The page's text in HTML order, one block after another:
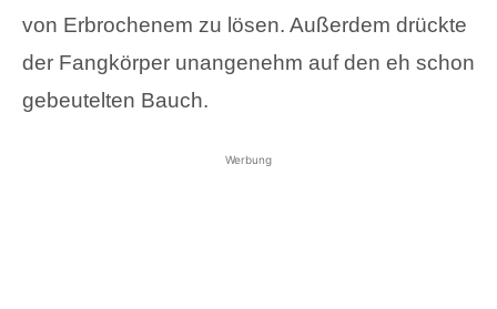
von Erbrochenem zu lösen. Außerdem drückte
der Fangkörper unangenehm auf den eh schon
gebeutelten Bauch.
Werbung